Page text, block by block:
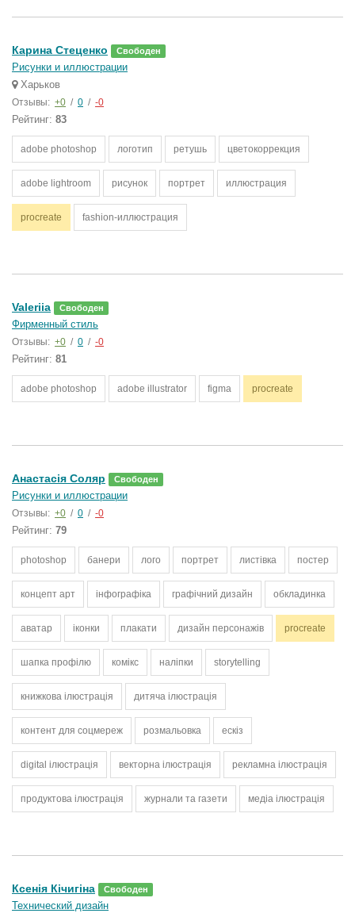
Карина Стеценко Свободен
Рисунки и иллюстрации
Харьков
Отзывы: +0 / 0 / -0
Рейтинг: 83
adobe photoshop логотип ретушь цветокоррекция
adobe lightroom рисунок портрет иллюстрация
procreate fashion-иллюстрация
Valeriia Свободен
Фирменный стиль
Отзывы: +0 / 0 / -0
Рейтинг: 81
adobe photoshop adobe illustrator figma procreate
Анастасія Соляр Свободен
Рисунки и иллюстрации
Отзывы: +0 / 0 / -0
Рейтинг: 79
photoshop банери лого портрет листівка постер
концепт арт інфографіка графічний дизайн обкладинка
аватар іконки плакати дизайн персонажів procreate
шапка профілю комікс наліпки storytelling
книжкова ілюстрація дитяча ілюстрація
контент для соцмереж розмальовка ескіз
digital ілюстрація векторна ілюстрація рекламна ілюстрація
продуктова ілюстрація журнали та газети медіа ілюстрація
Ксенія Кічигіна Свободен
Технический дизайн